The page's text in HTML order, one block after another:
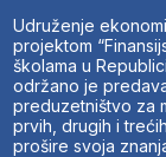
Udruženje
projektom
školama u
održano je
preduzetništvo za
prvih, drugih i
prošire svoja